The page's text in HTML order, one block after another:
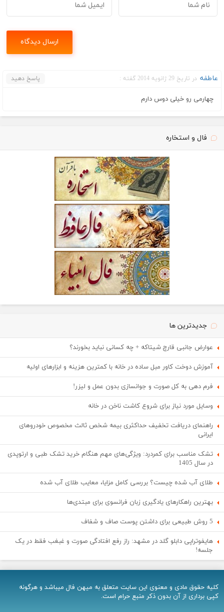
عاطفه در تاریخ 29 ژانویه 2014 گفته : پاسخ دهید
چهارمی رو خیلی دوس دارم
فال و استخاره
جدیدترین ها
عوارض جانبی قارچ شیتاکه + چه کسانی نباید بخورند؟
آموزش دوخت کاور مبل ساده در خانه با کمترین هزینه و ابزارهای اولیه
فرم دهی به کل صورت و جوانسازی بدون عمل و لیزر!
وسایل مورد نیاز برای شروع کاشت ناخن در خانه
راهنمای دریافت تخفیف حداکثری بیمه شخص ثالث مخصوص خودروهای
ایرانی
تشک مناسب برای کمردرد: ویژگی‌های مهم هنگام خرید تشک طبی و ارتوپدی
در سال 1405
طلای آب شده چیست؟ بررسی کامل مزایا، معایب طلای آب شده
بهترین راهکارهای یادگیری زبان فرانسوی برای مبتدی‌ها
5 روش طبیعی برای داشتن پوست صاف و شفاف
هایفوتراپی دابلو گلد در مشهد: راز رفع افتادگی صورت و غبغب فقط در یک
جلسه!
کلیه حقوق مادی و معنوی اين سایت متعلق به میهن فال میباشد و هرگونه
کپی برداری از آن بدون ذکر منبع حرام است.